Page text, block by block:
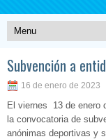
Subvención a
16 de enero de 2023
El viernes 13 de enero
la convocatoria de
anónimas deportivas y